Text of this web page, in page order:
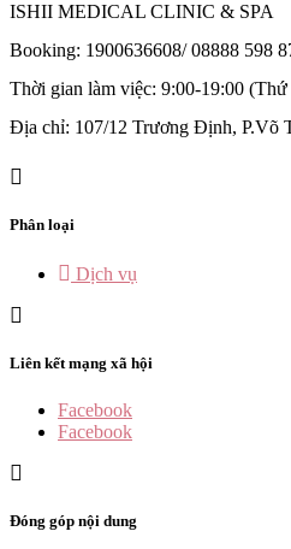
ISHII MEDICAL CLINIC & SPA
Booking: 1900636608/ 08888 598
Thời gian làm việc: 9:00-19:00
Địa chỉ: 107/12 Trương Định, P.Võ
Phân loại
Dịch vụ
Liên kết mạng xã hội
Facebook
Facebook
Đóng góp nội dung